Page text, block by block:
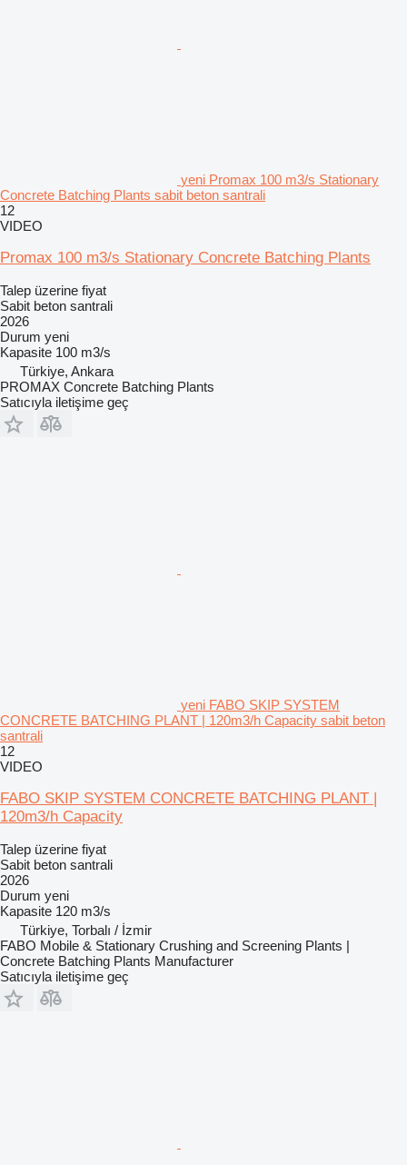
yeni Promax 100 m3/s Stationary
Concrete Batching Plants sabit beton santrali
12
VIDEO
Promax 100 m3/s Stationary Concrete Batching Plants
Talep üzerine fiyat
Sabit beton santrali
2026
Durum yeni
Kapasite 100 m3/s
Türkiye, Ankara
PROMAX Concrete Batching Plants
Satıcıyla iletişime geç
yeni FABO SKIP SYSTEM
CONCRETE BATCHING PLANT | 120m3/h Capacity sabit beton
santrali
12
VIDEO
FABO SKIP SYSTEM CONCRETE BATCHING PLANT |
120m3/h Capacity
Talep üzerine fiyat
Sabit beton santrali
2026
Durum yeni
Kapasite 120 m3/s
Türkiye, Torbalı / İzmir
FABO Mobile & Stationary Crushing and Screening Plants |
Concrete Batching Plants Manufacturer
Satıcıyla iletişime geç